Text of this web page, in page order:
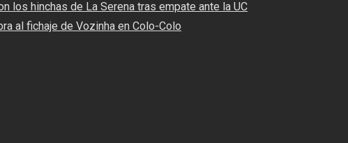
los hinchas de La Serena tras empate ante la UC
al fichaje de Vozinha en Colo-Colo